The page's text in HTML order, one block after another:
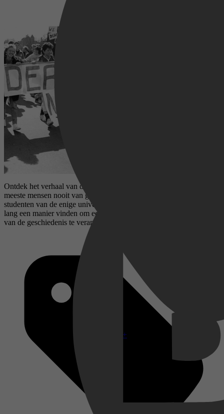
Disney+
Ontdek het verhaal van de grootste burgerrechtenbeweging waar de
meeste mensen nooit van gehoord hebben. In 1988 moeten vier
studenten van de enige universiteit voor doven ter wereld acht dagen
lang een manier vinden om een boze menigte te leiden – en de loop
van de geschiedenis te veranderen.